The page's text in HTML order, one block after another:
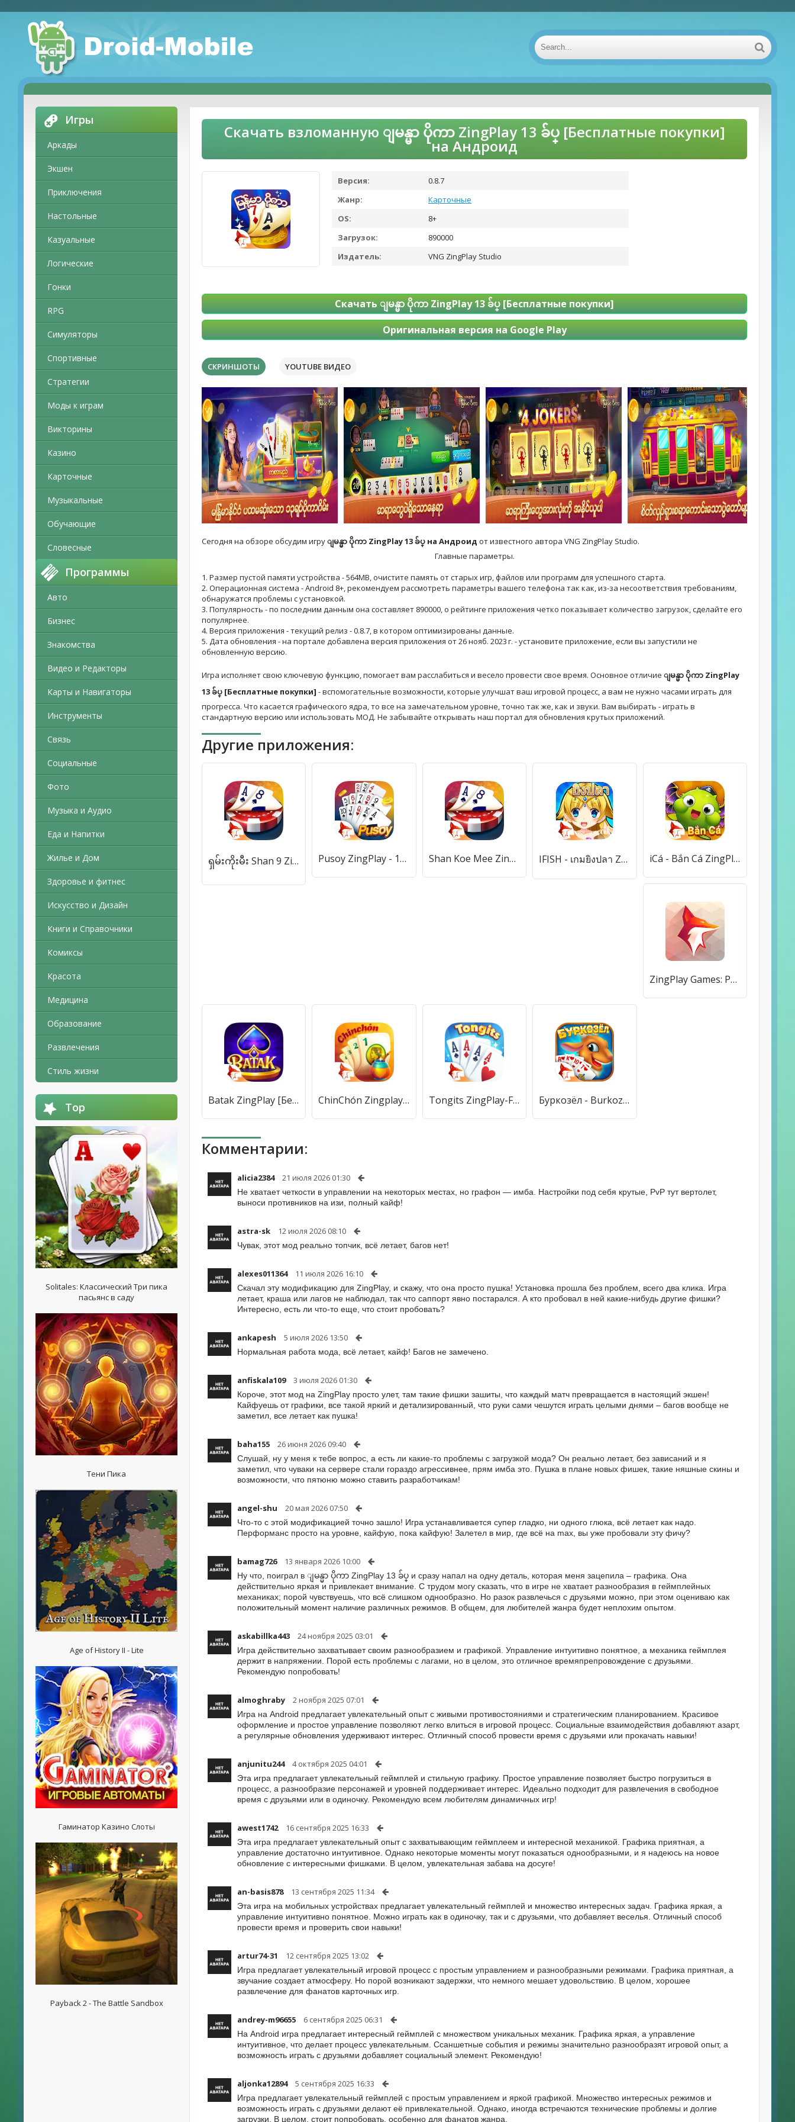
Игры
Аркады
Экшен
Приключения
Настольные
Казуальные
Логические
Гонки
RPG
Симуляторы
Спортивные
Стратегии
Моды к играм
Викторины
Казино
Карточные
Музыкальные
Обучающие
Словесные
Программы
Авто
Бизнес
Знакомства
Видео и Редакторы
Карты и Навигаторы
Инструменты
Связь
Социальные
Фото
Музыка и Аудио
Еда и Напитки
Жилье и Дом
Здоровье и фитнес
Искусство и Дизайн
Книги и Справочники
Комиксы
Красота
Медицина
Образование
Развлечения
Стиль жизни
Top
Solitales: Классический Три пика
пасьянс в саду
Тени Пика
Age of History II - Lite
Гаминатор Казино Слоты
Payback 2 - The Battle Sandbox
Скачать взломанную ျမန္မာ ပိုကာ ZingPlay 13 ခ်ပ္ [Бесплатные покупки]
на Андроид
Версия:
0.8.7
Жанр:
Карточные
OS:
8+
Загрузок:
890000
Издатель:
VNG ZingPlay Studio
Скачать ျမန္မာ ပိုကာ ZingPlay 13 ခ်ပ္ [Бесплатные покупки]
Оригинальная версия на Google Play
СКРИНШОТЫ YOUTUBE ВИДЕО
Сегодня на обзоре обсудим игруျမန္မာ ပိုကာ ZingPlay 13 ခ်ပ္ на Андроид от известного автора VNG ZingPlay Studio.
Главные параметры.
1. Размер пустой памяти устройства - 564MB, очистите память от старых игр, файлов или программ для успешного старта.
2. Операционная система - Android 8+, рекомендуем рассмотреть параметры вашего телефона так как, из-за несоответствия требованиям,
обнаружатся проблемы с установкой.
3. Популярность - по последним данным она составляет 890000, о рейтинге приложения четко показывает количество загрузок, сделайте его
популярнее.
4. Версия приложения - текущий релиз - 0.8.7, в котором оптимизированы данные.
5. Дата обновления - на портале добавлена версия приложения от 26 нояб. 2023 г. - установите приложение, если вы запустили не
обновленную версию.
Игра исполняет свою ключевую функцию, помогает вам расслабиться и весело провести свое время. Основное отличие ျမန္မာ ပိုကာ ZingPlay
13 ခ်ပ္ [Бесплатные покупки] - вспомогательные возможности, которые улучшат ваш игровой процесс, а вам не нужно часами играть для
прогресса. Что касается графического ядра, то все на замечательном уровне, точно так же, как и звуки. Вам выбирать - играть в
стандартную версию или использовать МОД. Не забывайте открывать наш портал для обновления крутых приложений.
Другие приложения:
ရှမ်းကိုးမီး Shan 9 ZingPlay [Много монет] Pusoy ZingPlay - 13 cards game [Много денег] Shan Koe Mee ZingPlay [Мод меню] IFISH - เกมยิงปลา ZINGPLAY [Много монет] iCá - Bắn Cá ZingPlay VNG [Много денег]
ZingPlay Games: Pool & Casual [Бесплатные покупки]
Batak ZingPlay [Бесплатные покупки] ChinChón Zingplay Juego Online [Бесплатные покупки] Tongits ZingPlay-Fun Challenge [Бесплатные покупки] Буркозёл - Burkozel ZingPlay [Бесплатные покупки]
Комментарии:
alicia2384 21 июля 2026 01:30
Не хватает четкости в управлении на некоторых местах, но графон — имба. Настройки под себя крутые, PvP тут вертолет,
выноси противников на изи, полный кайф!
astra-sk 12 июля 2026 08:10
Чувак, этот мод реально топчик, всё летает, багов нет!
alexes011364 11 июля 2026 16:10
Скачал эту модификацию для ZingPlay, и скажу, что она просто пушка! Установка прошла без проблем, всего два клика. Игра
летает, краша или лагов не наблюдал, так что саппорт явно постарался. А кто пробовал в ней какие-нибудь другие фишки?
Интересно, есть ли что-то еще, что стоит пробовать?
ankapesh 5 июля 2026 13:50
Нормальная работа мода, всё летает, кайф! Багов не замечено.
anfiskala109 3 июля 2026 01:30
Короче, этот мод на ZingPlay просто улет, там такие фишки зашиты, что каждый матч превращается в настоящий экшен!
Кайфуешь от графики, все такой яркий и детализированный, что руки сами чешутся играть целыми днями – багов вообще не
заметил, все летает как пушка!
baha155 26 июня 2026 09:40
Слушай, ну у меня к тебе вопрос, а есть ли какие-то проблемы с загрузкой мода? Он реально летает, без зависаний и я
заметил, что чуваки на сервере стали гораздо агрессивнее, прям имба это. Пушка в плане новых фишек, такие няшные скины и
возможности, что пятюню можно ставить разработчикам!
angel-shu 20 мая 2026 07:50
Что-то с этой модификацией точно зашло! Игра устанавливается супер гладко, ни одного глюка, всё летает как надо.
Перформанс просто на уровне, кайфую, пока кайфую! Залетел в мир, где всё на max, вы уже пробовали эту фичу?
bamag726 13 января 2026 10:00
Ну что, поиграл в ျမန္မာ ပိုကာ ZingPlay 13 ခ်ပ္ и сразу напал на одну деталь, которая меня зацепила – графика. Она
действительно яркая и привлекает внимание. С трудом могу сказать, что в игре не хватает разнообразия в геймплейных
механиках; порой чувствуешь, что всё слишком однообразно. Но разок развлечься с друзьями можно, при этом оцениваю как
положительный момент наличие различных режимов. В общем, для любителей жанра будет неплохим опытом.
askabillka443 24 ноября 2025 03:01
Игра действительно захватывает своим разнообразием и графикой. Управление интуитивно понятное, а механика геймплея
держит в напряжении. Порой есть проблемы с лагами, но в целом, это отличное времяпрепровождение с друзьями.
Рекомендую попробовать!
almoghraby 2 ноября 2025 07:01
Игра на Android предлагает увлекательный опыт с живыми противостояниями и стратегическим планированием. Красивое
оформление и простое управление позволяют легко влиться в игровой процесс. Социальные взаимодействия добавляют азарт,
а регулярные обновления удерживают интерес. Отличный способ провести время с друзьями или прокачать навыки!
anjunitu244 4 октября 2025 04:01
Эта игра предлагает увлекательный геймплей и стильную графику. Простое управление позволяет быстро погрузиться в
процесс, а разнообразие персонажей и уровней поддерживает интерес. Идеально подходит для развлечения в свободное
время с друзьями или в одиночку. Рекомендую всем любителям динамичных игр!
awest1742 16 сентября 2025 16:33
Эта игра предлагает увлекательный опыт с захватывающим геймплеем и интересной механикой. Графика приятная, а
управление достаточно интуитивное. Однако некоторые моменты могут показаться однообразными, и я надеюсь на новое
обновление с интересными фишками. В целом, увлекательная забава на досуге!
an-basis878 13 сентября 2025 11:34
Эта игра на мобильных устройствах предлагает увлекательный геймплей и множество интересных задач. Графика яркая, а
управление интуитивно понятное. Можно играть как в одиночку, так и с друзьями, что добавляет веселья. Отличный способ
провести время и проверить свои навыки!
artur74-31 12 сентября 2025 13:02
Игра предлагает увлекательный игровой процесс с простым управлением и разнообразными режимами. Графика приятная, а
звучание создает атмосферу. Но порой возникают задержки, что немного мешает удовольствию. В целом, хорошее
развлечение для фанатов карточных игр.
andrey-m96655 6 сентября 2025 06:31
На Android игра предлагает интересный геймплей с множеством уникальных механик. Графика яркая, а управление
интуитивное, что делает процесс увлекательным. Ссаншетные события и режимы значительно разнообразят игровой опыт, а
возможность играть с друзьями добавляет социальный элемент. Рекомендую!
aljonka12894 5 сентября 2025 16:33
Игра предлагает увлекательный геймплей с простым управлением и яркой графикой. Множество интересных режимов и
возможность играть с друзьями делают её привлекательной. Однако, иногда встречаются технические проблемы и долгие
загрузки. В целом, стоит попробовать, особенно для фанатов жанра.